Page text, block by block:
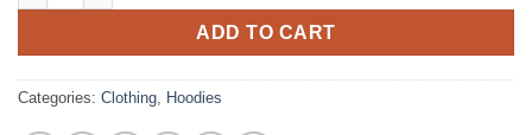
ADD TO CART
Categories: Clothing, Hoodies